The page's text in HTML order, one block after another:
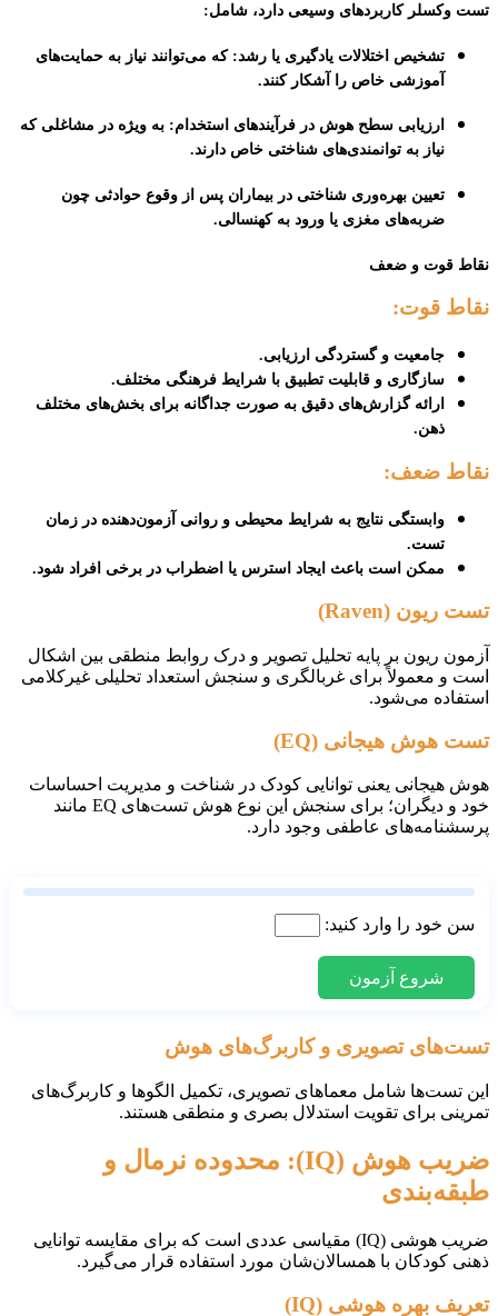
تست وکسلر کاربردهای وسیعی دارد، شامل:
تشخیص اختلالات یادگیری یا رشد: که می‌توانند نیاز به حمایت‌های
آموزشی خاص را آشکار کنند.
ارزیابی سطح هوش در فرآیندهای استخدام: به ویژه در مشاغلی که
نیاز به توانمندی‌های شناختی خاص دارند.
تعیین بهره‌وری شناختی در بیماران پس از وقوع حوادثی چون
ضربه‌های مغزی یا ورود به کهنسالی.
نقاط قوت و ضعف
نقاط قوت:
جامعیت و گستردگی ارزیابی.
سازگاری و قابلیت تطبیق با شرایط فرهنگی مختلف.
ارائه گزارش‌های دقیق به صورت جداگانه برای بخش‌های مختلف
ذهن.
نقاط ضعف:
وابستگی نتایج به شرایط محیطی و روانی آزمون‌دهنده در زمان
تست.
ممکن است باعث ایجاد استرس یا اضطراب در برخی افراد شود.
تست ریون (Raven)
آزمون ریون بر پایه تحلیل تصویر و درک روابط منطقی بین اشکال
است و معمولاً برای غربالگری و سنجش استعداد تحلیلی غیرکلامی
استفاده می‌شود.
تست هوش هیجانی (EQ)
هوش هیجانی یعنی توانایی کودک در شناخت و مدیریت احساسات
خود و دیگران؛ برای سنجش این نوع هوش تست‌های EQ مانند
پرسشنامه‌های عاطفی وجود دارد.
سن خود را وارد کنید:
شروع آزمون
تست‌های تصویری و کاربرگ‌های هوش
این تست‌ها شامل معماهای تصویری، تکمیل الگوها و کاربرگ‌های
تمرینی برای تقویت استدلال بصری و منطقی هستند.
ضریب هوش (IQ): محدوده نرمال و
طبقه‌بندی
ضریب هوشی (IQ) مقیاسی عددی است که برای مقایسه توانایی
ذهنی کودکان با همسالان‌شان مورد استفاده قرار می‌گیرد.
تعریف بهره هوشی (IQ)